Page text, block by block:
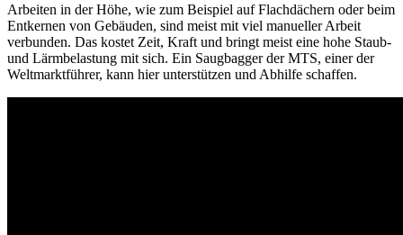
Arbeiten in der Höhe, wie zum Beispiel auf Flachdächern oder beim
Entkernen von Gebäuden, sind meist mit viel manueller Arbeit
verbunden. Das kostet Zeit, Kraft und bringt meist eine hohe Staub-
und Lärmbelastung mit sich. Ein Saugbagger der MTS, einer der
Weltmarktführer, kann hier unterstützen und Abhilfe schaffen.